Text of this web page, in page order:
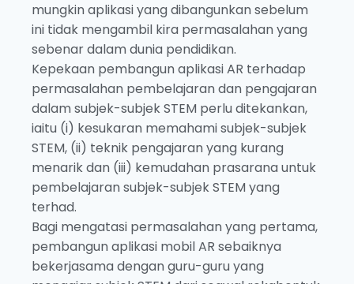
mungkin aplikasi yang dibangunkan sebelum
ini tidak mengambil kira permasalahan yang
sebenar dalam dunia pendidikan.
Kepekaan pembangun aplikasi AR terhadap
permasalahan pembelajaran dan pengajaran
dalam subjek-subjek STEM perlu ditekankan,
iaitu (i) kesukaran memahami subjek-subjek
STEM, (ii) teknik pengajaran yang kurang
menarik dan (iii) kemudahan prasarana untuk
pembelajaran subjek-subjek STEM yang
terhad.
Bagi mengatasi permasalahan yang pertama,
pembangun aplikasi mobil AR sebaiknya
bekerjasama dengan guru-guru yang